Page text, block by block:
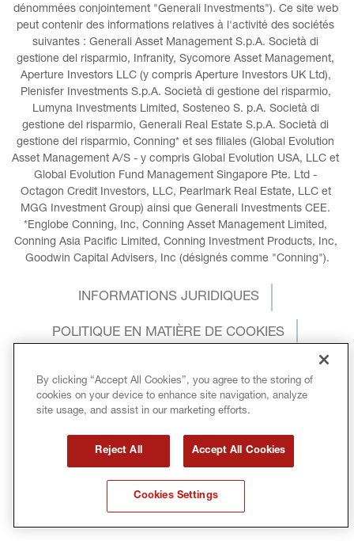
dénommées conjointement "Generali Investments"). Ce site web
peut contenir des informations relatives à l'activité des sociétés
suivantes : Generali Asset Management S.p.A. Società di
gestione del risparmio, Infranity, Sycomore Asset Management,
Aperture Investors LLC (y compris Aperture Investors UK Ltd),
Plenisfer Investments S.p.A. Società di gestione del risparmio,
Lumyna Investments Limited, Sosteneo S. p.A. Società di
gestione del risparmio, Generali Real Estate S.p.A. Società di
gestione del risparmio, Conning* et ses filiales (Global Evolution
Asset Management A/S - y compris Global Evolution USA, LLC et
Global Evolution Fund Management Singapore Pte. Ltd -
Octagon Credit Investors, LLC, Pearlmark Real Estate, LLC et
MGG Investment Group) ainsi que Generali Investments CEE.
*Englobe Conning, Inc, Conning Asset Management Limited,
Conning Asia Pacific Limited, Conning Investment Products, Inc,
Goodwin Capital Advisers, Inc (désignés comme "Conning").
INFORMATIONS JURIDIQUES
POLITIQUE EN MATIÈRE DE COOKIES
CONDITIONS GÉNÉRALES
DROITS D’AUTEUR
SANCTIONS INTERNATIONALES
By clicking “Accept All Cookies”, you agree to the storing of
cookies on your device to enhance site navigation, analyze
site usage, and assist in our marketing efforts.
Reject All Accept All Cookies
Cookies Settings